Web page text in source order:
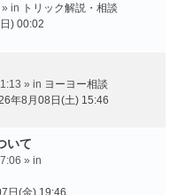
in トリック解説・相談
) 00:02
» in ヨーヨー相談
年8月08日(土) 15:46
いて
» in
日(金) 19:46